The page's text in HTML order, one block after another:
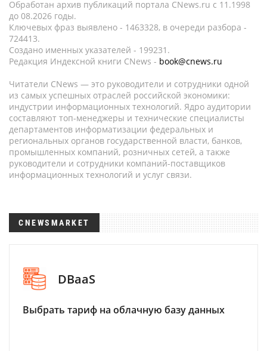
Обработан архив публикаций портала CNews.ru c 11.1998
до 08.2026 годы.
Ключевых фраз выявлено - 1463328, в очереди разбора -
724413.
Создано именных указателей - 199231.
Редакция Индексной книги CNews - book@cnews.ru
Читатели CNews — это руководители и сотрудники одной
из самых успешных отраслей российской экономики:
индустрии информационных технологий. Ядро аудитории
составляют топ-менеджеры и технические специалисты
департаментов информатизации федеральных и
региональных органов государственной власти, банков,
промышленных компаний, розничных сетей, а также
руководители и сотрудники компаний-поставщиков
информационных технологий и услуг связи.
CNEWSMARKET
DBaaS
Выбрать тариф на облачную базу данных